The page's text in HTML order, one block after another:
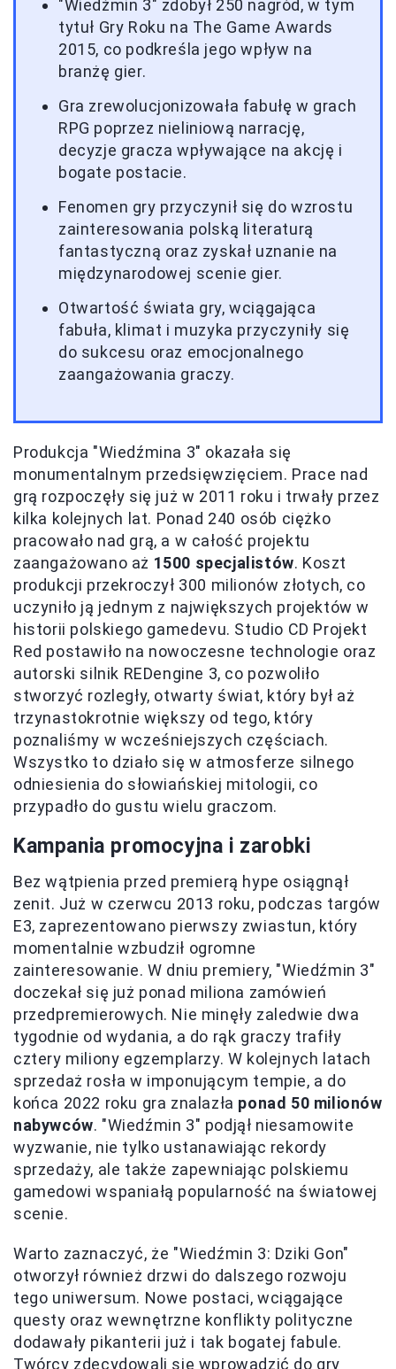
"Wiedźmin 3" zdobył 250 nagród, w tym
tytuł Gry Roku na The Game Awards
2015, co podkreśla jego wpływ na
branżę gier.
Gra zrewolucjonizowała fabułę w grach
RPG poprzez nieliniową narrację,
decyzje gracza wpływające na akcję i
bogate postacie.
Fenomen gry przyczynił się do wzrostu
zainteresowania polską literaturą
fantastyczną oraz zyskał uznanie na
międzynarodowej scenie gier.
Otwartość świata gry, wciągająca
fabuła, klimat i muzyka przyczyniły się
do sukcesu oraz emocjonalnego
zaangażowania graczy.
Produkcja "Wiedźmina 3" okazała się
monumentalnym przedsięwzięciem. Prace nad
grą rozpoczęły się już w 2011 roku i trwały przez
kilka kolejnych lat. Ponad 240 osób ciężko
pracowało nad grą, a w całość projektu
zaangażowano aż 1500 specjalistów. Koszt
produkcji przekroczył 300 milionów złotych, co
uczyniło ją jednym z największych projektów w
historii polskiego gamedevu. Studio CD Projekt
Red postawiło na nowoczesne technologie oraz
autorski silnik REDengine 3, co pozwoliło
stworzyć rozległy, otwarty świat, który był aż
trzynastokrotnie większy od tego, który
poznaliśmy w wcześniejszych częściach.
Wszystko to działo się w atmosferze silnego
odniesienia do słowiańskiej mitologii, co
przypadło do gustu wielu graczom.
Kampania promocyjna i zarobki
Bez wątpienia przed premierą hype osiągnął
zenit. Już w czerwcu 2013 roku, podczas targów
E3, zaprezentowano pierwszy zwiastun, który
momentalnie wzbudził ogromne
zainteresowanie. W dniu premiery, "Wiedźmin 3"
doczekał się już ponad miliona zamówień
przedpremierowych. Nie minęły zaledwie dwa
tygodnie od wydania, a do rąk graczy trafiły
cztery miliony egzemplarzy. W kolejnych latach
sprzedaż rosła w imponującym tempie, a do
końca 2022 roku gra znalazła ponad 50 milionów
nabywców. "Wiedźmin 3" podjął niesamowite
wyzwanie, nie tylko ustanawiając rekordy
sprzedaży, ale także zapewniając polskiemu
gamedowi wspaniałą popularność na światowej
scenie.
Warto zaznaczyć, że "Wiedźmin 3: Dziki Gon"
otworzył również drzwi do dalszego rozwoju
tego uniwersum. Nowe postaci, wciągające
questy oraz wewnętrzne konflikty polityczne
dodawały pikanterii już i tak bogatej fabule.
Twórcy zdecydowali się wprowadzić do gry